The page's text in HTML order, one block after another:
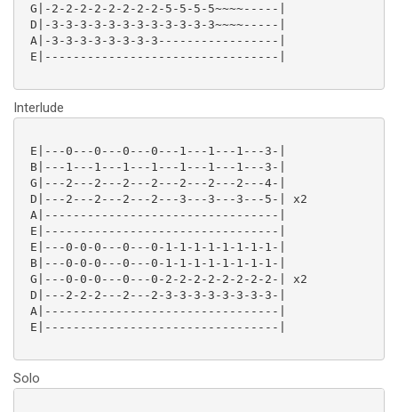
G|-2-2-2-2-2-2-2-2-5-5-5-5~~~~-----|
D|-3-3-3-3-3-3-3-3-3-3-3-3~~~~-----|
A|-3-3-3-3-3-3-3-3-----------------|
E|---------------------------------|
Interlude
E|---0---0---0---0---1---1---1---3-|
B|---1---1---1---1---1---1---1---3-|
G|---2---2---2---2---2---2---2---4-|
D|---2---2---2---2---3---3---3---5-| x2
A|---------------------------------|
E|---------------------------------|
E|---0-0-0---0---0-1-1-1-1-1-1-1-1-|
B|---0-0-0---0---0-1-1-1-1-1-1-1-1-|
G|---0-0-0---0---0-2-2-2-2-2-2-2-2-| x2
D|---2-2-2---2---2-3-3-3-3-3-3-3-3-|
A|---------------------------------|
E|---------------------------------|
Solo